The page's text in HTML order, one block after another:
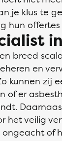
je klus te
hun
breed
en
kunnen zij
of er
het veilig
of